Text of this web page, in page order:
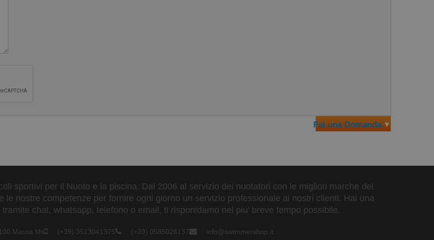
Fai una Domanda
sportivi per il Nuoto e la piscina. Dal 2006 al servizio dei nuotatori con le migliori marche del
le nostre competenze per fornire ogni giorno un servizio professionale ai nostri clienti. Hai una
chat, whatsapp, telefono o email, ti risponidamo nel piu' breve tempo possibile.
Massa Ms (+39) 3513041375 (+39) 0585026137 info@swimmershop.it